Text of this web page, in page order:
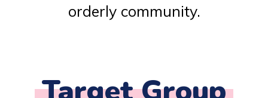
orderly community.